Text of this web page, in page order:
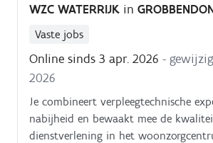
ondersteunt en begeleidt
dagelijkse werking;je neemt
WZC WATERRIJK in
Vaste jobs
Online sinds 3 apr. 2026 -
2026
Je combineert verpleegtechnische
nabijheid en bewaakt mee de
dienstverlening in het